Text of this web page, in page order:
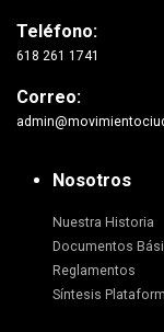
Teléfono:
618 261 1741
Correo:
Nosotros
Nuestra Historia
Documentos
Reglamentos
Síntesis